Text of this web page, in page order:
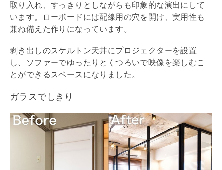
取り入れ、すっきりとしながらも印象的な演出にして
います。ローボードには配線用の穴を開け、実用性も
兼ね備えた作りになっています。
剥き出しのスケルトン天井にプロジェクターを設置
し、ソファーでゆったりとくつろいで映像を楽しむこ
とができるスペースになりました。
ガラスでしきり